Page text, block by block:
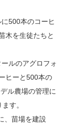
500本のコーヒ
木を生徒たちと
ルのアグロフォ
ヒーと500本の
ル農場の管理に
す。
、苗場を建設